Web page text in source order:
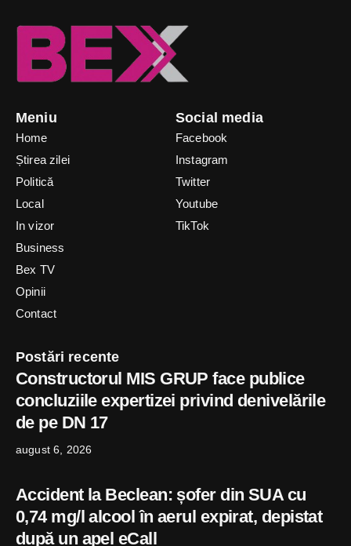
Meniu
Home
Știrea zilei
Politică
Local
In vizor
Business
Bex TV
Opinii
Contact
Social media
Facebook
Instagram
Twitter
Youtube
TikTok
Postări recente
Constructorul MIS GRUP face publice
concluziile expertizei privind denivelările
de pe DN 17
august 6, 2026
Accident la Beclean: șofer din SUA cu
0,74 mg/l alcool în aerul expirat, depistat
după un apel eCall